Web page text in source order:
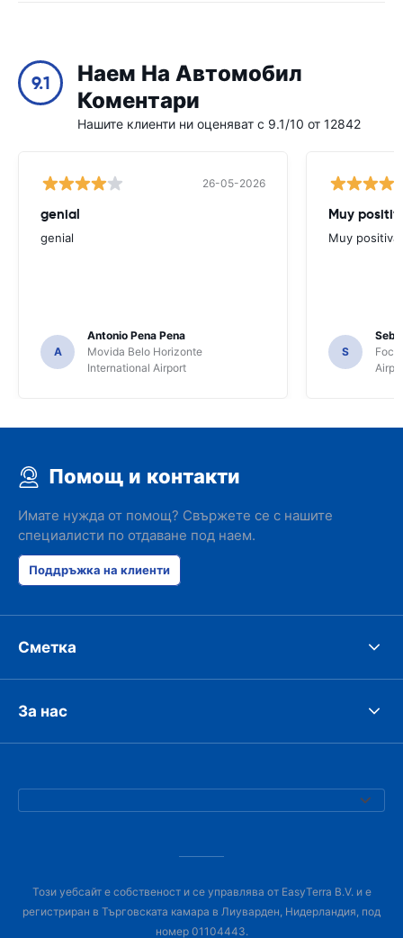
9.1
Наем На Автомобил
Коментари
Нашите клиенти ни оценяват с 9.1/10 от 12842
26-05-2026
genial
genial
A
Antonio Pena Pena
Movida Belo Horizonte
International Airport
Muy
Muy positiva
S
Foco
Помощ и контакти
Имате нужда от помощ? Свържете се с нашите
специалисти по отдаване под наем.
Поддръжка на клиенти
Сметка
За нас
Този уебсайт е собственост и се управлява от EasyTerra B.V. и е
регистриран в Търговската камара в Лиуварден, Нидерландия, под
номер 01104443.